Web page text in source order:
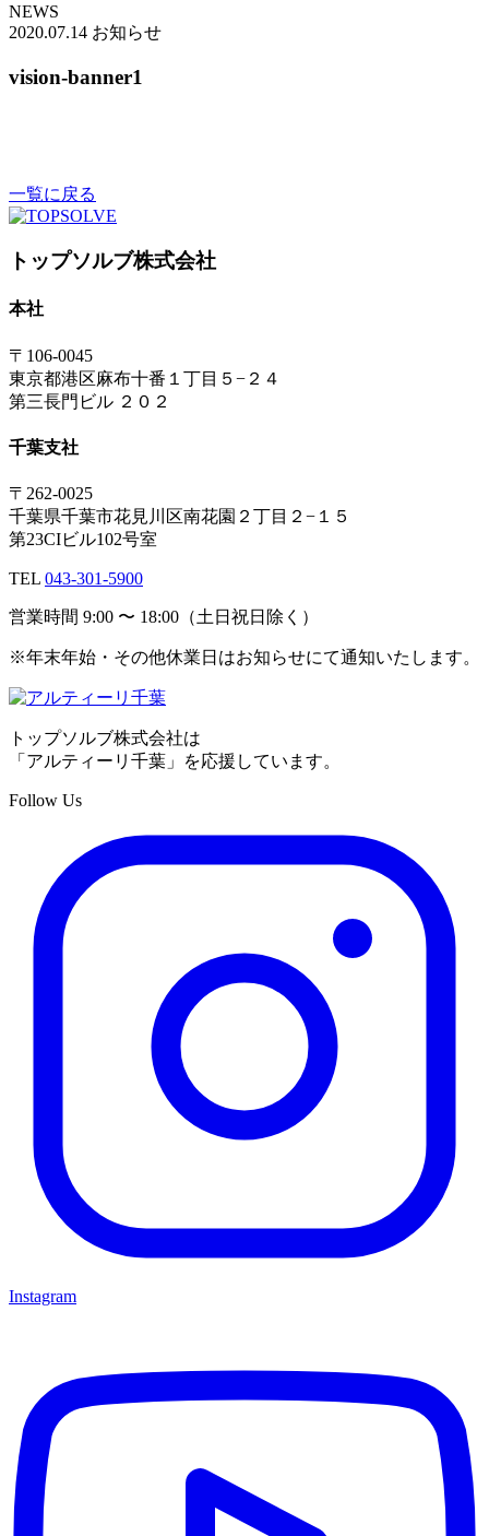
NEWS
2020.07.14 お知らせ
vision-banner1
一覧に戻る
トップソルブ株式会社
本社
〒106-0045
東京都港区麻布十番１丁目５−２４
第三長門ビル ２０２
千葉支社
〒262-0025
千葉県千葉市花見川区南花園２丁目２−１５
第23CIビル102号室
TEL 043-301-5900
営業時間 9:00 〜 18:00（土日祝日除く）
※年末年始・その他休業日はお知らせにて通知いたします。
トップソルブ株式会社は
「アルティーリ千葉」を応援しています。
Follow Us
Instagram